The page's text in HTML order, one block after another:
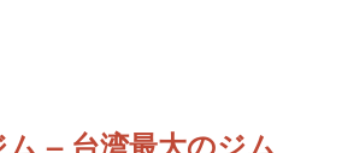
– 台湾最大のジム